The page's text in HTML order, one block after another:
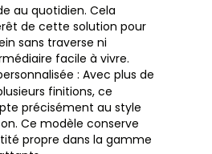
au quotidien. Cela
de cette solution pour
sans traverse ni
facile à vivre.
: Avec plus de
finitions, ce
précisément au style
Ce modèle conserve
propre dans la gamme